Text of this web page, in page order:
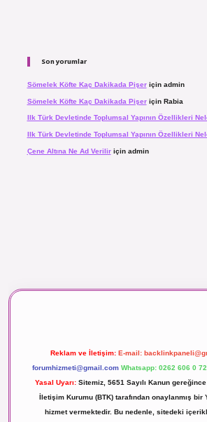
Son yorumlar
Sömelek Köfte Kaç Dakikada Pişeriçin admin
Sömelek Köfte Kaç Dakikada Pişeriçin Rabia
Ilk Türk Devletinde Toplumsal Yapının Özellikleri
Ilk Türk Devletinde Toplumsal Yapının Özellikleri
Çene Altına Ne Ad Veriliriçin admin
Reklam ve İletişim: E-mail:
forumhizmeti@gmail.com Whatsapp: 0262 606 0
Yasal Uyarı: Sitemiz, 5651 Sayılı Kanun
İletişim Kurumu (BTK) tarafından onaylanmış bir
hizmet vermektedir. Bu nedenle, sitedeki